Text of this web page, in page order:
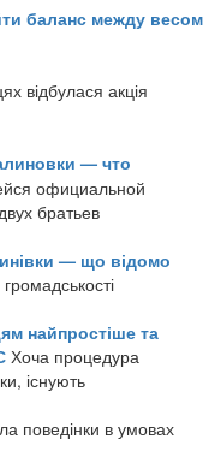
баланс между весом
відбулася акція
— что
официальной
братьев
— що відомо
найпростіше та
Хоча процедура
існують
поведінки в умовах